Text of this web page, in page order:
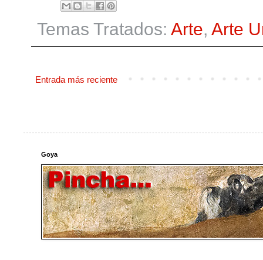
Temas Tratados: Arte, Arte
Entrada más reciente
Goya